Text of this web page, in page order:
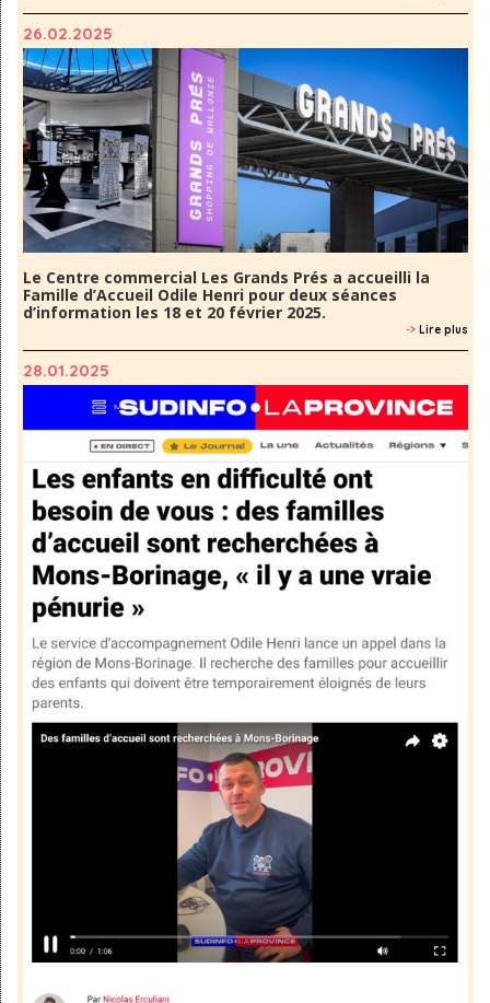
26.02.2025
Le Centre commercial Les Grands Prés a accueilli la
Famille d’Accueil Odile Henri pour deux séances
d’information les 18 et 20 février 2025.
-> Lire plus
28.01.2025